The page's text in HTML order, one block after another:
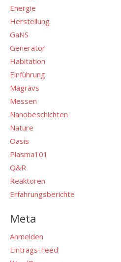
Energie
Herstellung
GaNS
Generator
Habitation
Einführung
Magravs
Messen
Nanobeschichten
Nature
Oasis
Plasma101
Q&R
Reaktoren
Erfahrungsberichte
Meta
Anmelden
Eintrags-Feed